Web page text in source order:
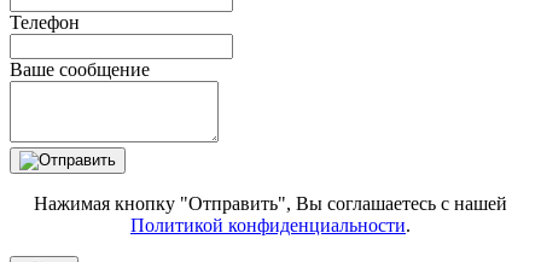
Телефон
Ваше сообщение
Нажимая кнопку "Отправить", Вы соглашаетесь с нашей
Политикой конфиденциальности.